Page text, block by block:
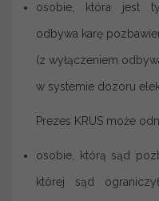
osobie, która jest
odbywa karę
(z wyłączeniem
w systemie dozoru
Prezes KRUS może
osobie, którą sąd
której sąd